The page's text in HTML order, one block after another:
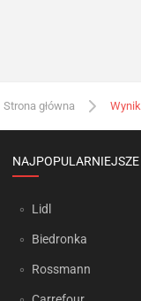
Strona główna
NAJPOPULARNIEJSZE
Lidl
Biedronka
Rossmann